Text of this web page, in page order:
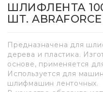
ШЛИФЛЕНТА
ШТ. ABRAFORCE
Предназначена для
дерева и пластика.
основе, применяется
Используется для
шлифмашин ленточных.